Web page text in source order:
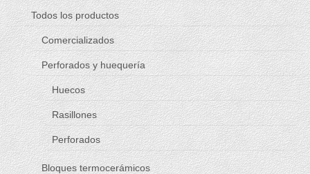
Bloques termocerámicos
Bovedillas
Perforados y huequería
Rasillones
Perforados
Huecos
Todos los productos
Comercializados
Perforados y huequería
Huecos
Rasillones
Perforados
Bloques termocerámicos